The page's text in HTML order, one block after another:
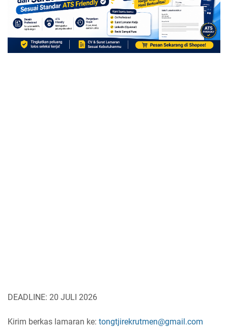
DEADLINE: 20 JULI 2026
Kirim berkas lamaran ke: tongtjirekrutmen@gmail.com